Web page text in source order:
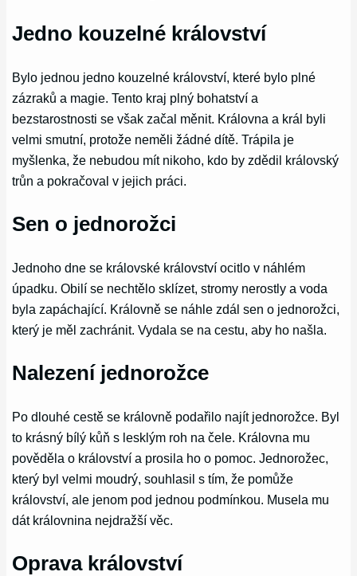
Jedno kouzelné království
Bylo jednou jedno kouzelné království, které bylo plné
zázraků a magie. Tento kraj plný bohatství a
bezstarostnosti se však začal měnit. Královna a král byli
velmi smutní, protože neměli žádné dítě. Trápila je
myšlenka, že nebudou mít nikoho, kdo by zdědil královský
trůn a pokračoval v jejich práci.
Sen o jednorožci
Jednoho dne se královské království ocitlo v náhlém
úpadku. Obilí se nechtělo sklízet, stromy nerostly a voda
byla zapáchající. Královně se náhle zdál sen o jednorožci,
který je měl zachránit. Vydala se na cestu, aby ho našla.
Nalezení jednorožce
Po dlouhé cestě se královně podařilo najít jednorožce. Byl
to krásný bílý kůň s lesklým roh na čele. Královna mu
pověděla o království a prosila ho o pomoc. Jednorožec,
který byl velmi moudrý, souhlasil s tím, že pomůže
království, ale jenom pod jednou podmínkou. Musela mu
dát královnina nejdražší věc.
Oprava království